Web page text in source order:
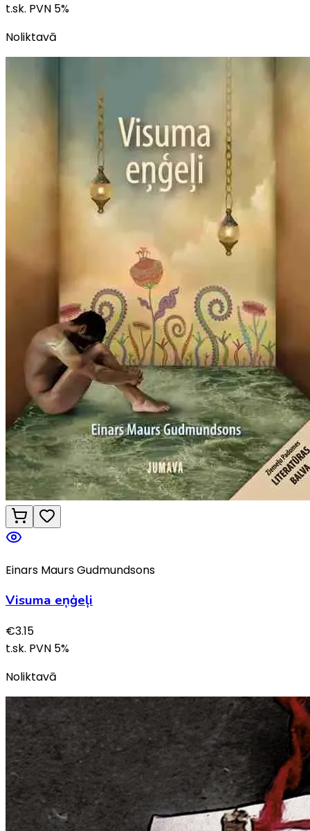
t.sk. PVN 5%
Noliktavā
Einars Maurs Gudmundsons
Visuma eņģeļi
€3.15
t.sk. PVN 5%
Noliktavā